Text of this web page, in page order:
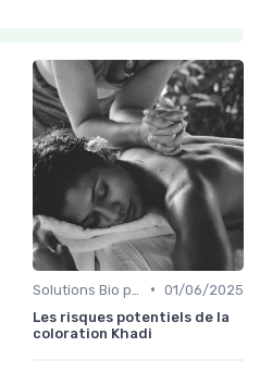
• 01/06/2025
Les risques potentiels de la
coloration Khadi